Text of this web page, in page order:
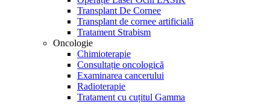
Transplant De Cornee
Transplant de cornee artificială
Tratament Strabism
Oncologie
Chimioterapie
Consultație oncologică
Examinarea cancerului
Radioterapie
Tratament cu cuțitul Gamma